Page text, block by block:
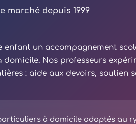
marché depuis 1999
enfant un accompagnement
Nos professeurs
: aide aux devoirs, soutien
à domicile adaptés au